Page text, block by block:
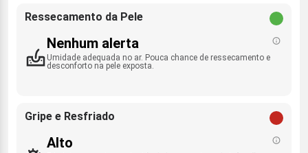
Ressecamento da Pele
Nenhum alerta
Umidade adequada no ar. Pouca chance de ressecamento e
desconforto na pele exposta.
Gripe e Resfriado
Alto